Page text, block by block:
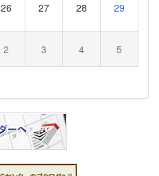
26 27 28 29
2 3 4 5